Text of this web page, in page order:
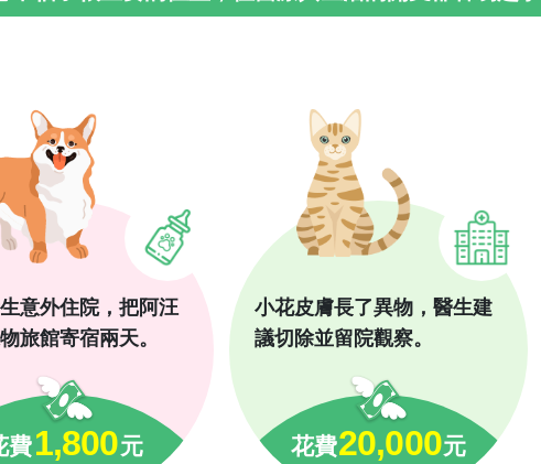
意外住院，把阿汪
旅館寄宿兩天。
費1,800元
小花皮膚長了異物，醫生建
議切除並留院觀察。
花費20,000元